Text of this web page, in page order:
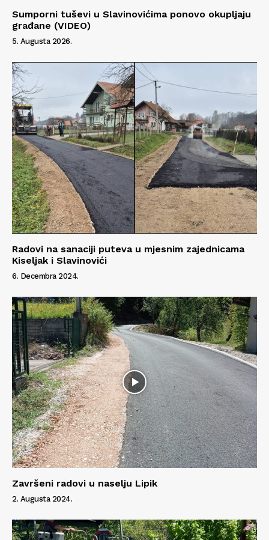
Sumporni tuševi u Slavinovićima ponovo okupljaju
građane (VIDEO)
5. Augusta 2026.
Radovi na sanaciji puteva u mjesnim zajednicama
Kiseljak i Slavinovići
6. Decembra 2024.
Završeni radovi u naselju Lipik
2. Augusta 2024.